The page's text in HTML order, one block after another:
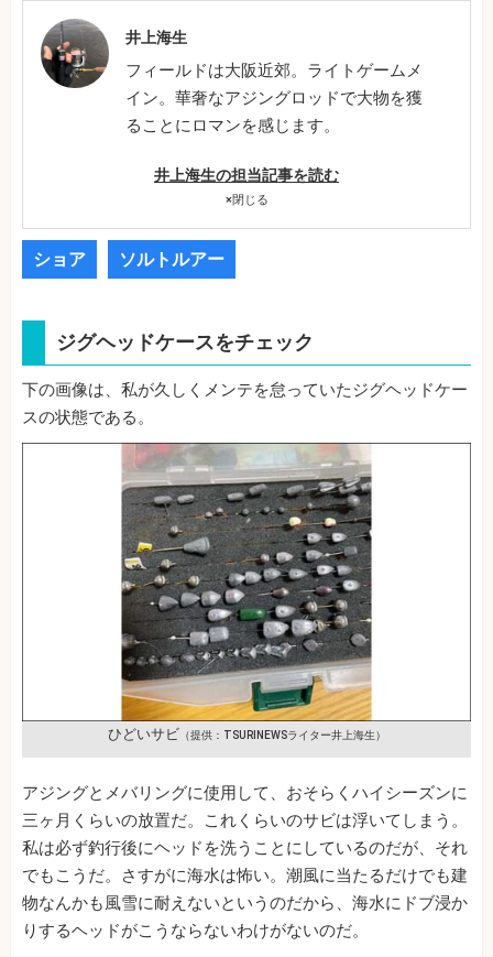
井上海生
フィールドは大阪近郊。ライトゲームメ
イン。華奢なアジングロッドで大物を獲
ることにロマンを感じます。
井上海生の担当記事を読む
×閉じる
ショア ソルトルアー
ジグヘッドケースをチェック
下の画像は、私が久しくメンテを怠っていたジグヘッドケー
スの状態である。
ひどいサビ （提供：TSURINEWSライター井上海生）
アジングとメバリングに使用して、おそらくハイシーズンに
三ヶ月くらいの放置だ。これくらいのサビは浮いてしまう。
私は必ず釣行後にヘッドを洗うことにしているのだが、それ
でもこうだ。さすがに海水は怖い。潮風に当たるだけでも建
物なんかも風雪に耐えないというのだから、海水にドブ浸か
りするヘッドがこうならないわけがないのだ。